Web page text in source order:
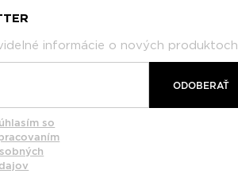
informácie o nových produktoch
ODOBERAŤ
so